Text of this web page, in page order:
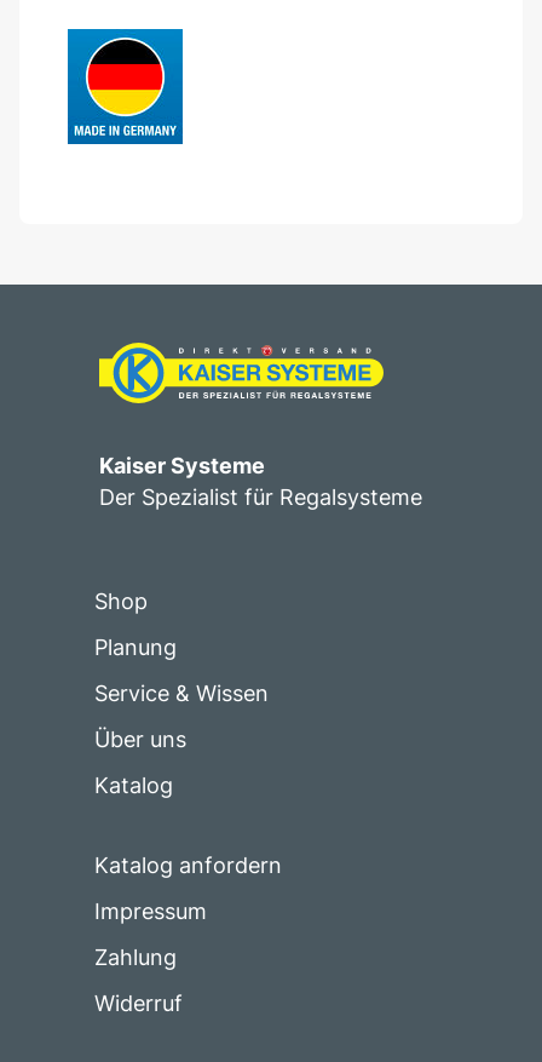
Kaiser Systeme
Der Spezialist für Regalsysteme
Shop
Planung
Service & Wissen
Über uns
Katalog
Katalog anfordern
Impressum
Zahlung
Widerruf